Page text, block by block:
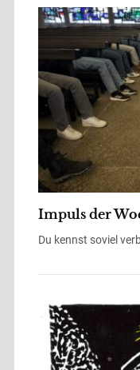
Impuls der
Du kennst soviel